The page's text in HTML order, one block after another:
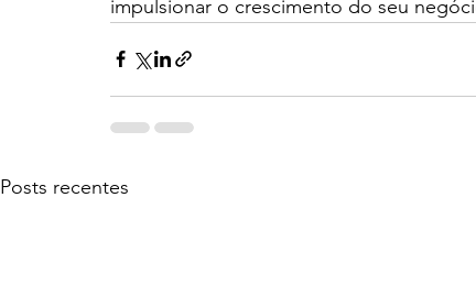
impulsionar o crescimento do seu
Posts recentes